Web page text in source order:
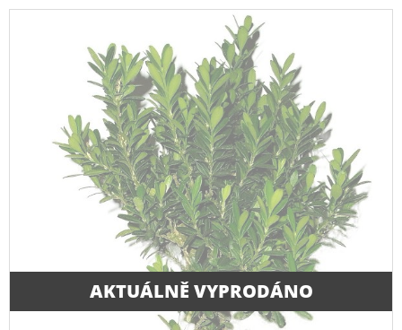
AKTUÁLNĚ VYPRODÁNO